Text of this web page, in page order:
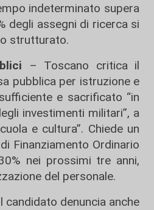
indeterminato supera
degli assegni di ricerca si
strutturato.
– Toscano critica il
pubblica per istruzione e
e sacrificato “in
investimenti militari”, a
e cultura”. Chiede un
Finanziamento Ordinario
nei prossimi tre anni,
del personale.
candidato denuncia anche